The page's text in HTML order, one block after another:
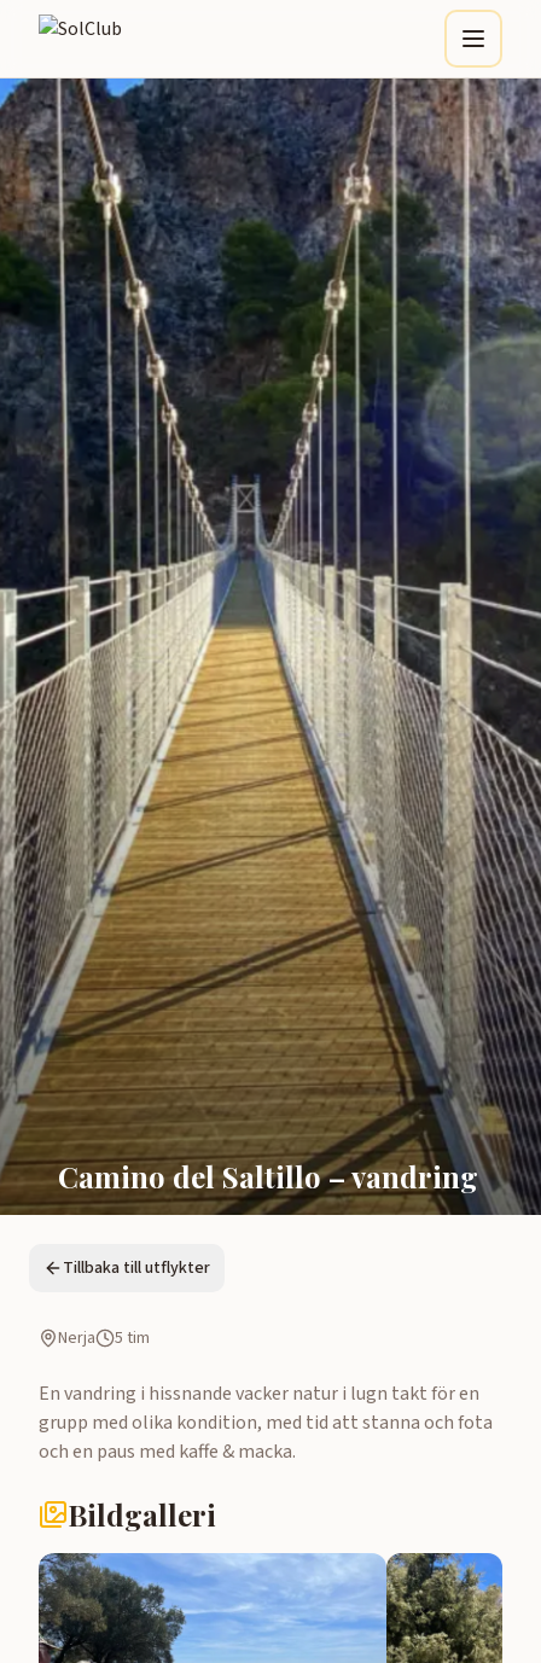
Camino del Saltillo – vandring
Tillbaka till utflykter
Nerja 5 tim
En vandring i hissnande vacker natur i lugn takt för en
grupp med olika kondition, med tid att stanna och fota
och en paus med kaffe & macka.
Bildgalleri